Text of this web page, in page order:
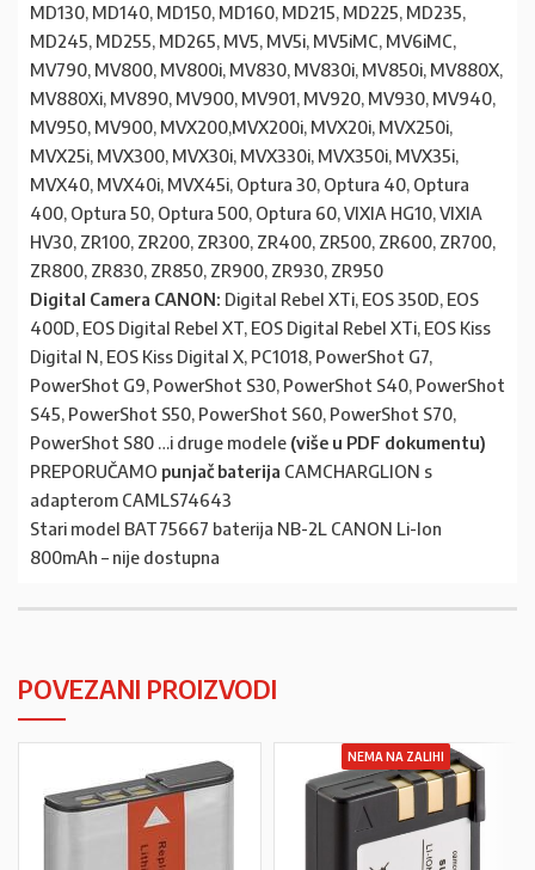
MD130, MD140, MD150, MD160, MD215, MD225, MD235,
MD245, MD255, MD265, MV5, MV5i, MV5iMC, MV6iMC,
MV790, MV800, MV800i, MV830, MV830i, MV850i, MV880X,
MV880Xi, MV890, MV900, MV901, MV920, MV930, MV940,
MV950, MV900, MVX200,MVX200i, MVX20i, MVX250i,
MVX25i, MVX300, MVX30i, MVX330i, MVX350i, MVX35i,
MVX40, MVX40i, MVX45i, Optura 30, Optura 40, Optura
400, Optura 50, Optura 500, Optura 60, VIXIA HG10, VIXIA
HV30, ZR100, ZR200, ZR300, ZR400, ZR500, ZR600, ZR700,
ZR800, ZR830, ZR850, ZR900, ZR930, ZR950
Digital Camera CANON: Digital Rebel XTi, EOS 350D, EOS
400D, EOS Digital Rebel XT, EOS Digital Rebel XTi, EOS Kiss
Digital N, EOS Kiss Digital X, PC1018, PowerShot G7,
PowerShot G9, PowerShot S30, PowerShot S40, PowerShot
S45, PowerShot S50, PowerShot S60, PowerShot S70,
PowerShot S80 …i druge modele (više u PDF dokumentu)
PREPORUČAMO punjač baterija CAMCHARGLION s
adapterom CAMLS74643
Stari model BAT75667 baterija NB-2L CANON Li-Ion
800mAh – nije dostupna
POVEZANI PROIZVODI
NEMA NA ZALIHI